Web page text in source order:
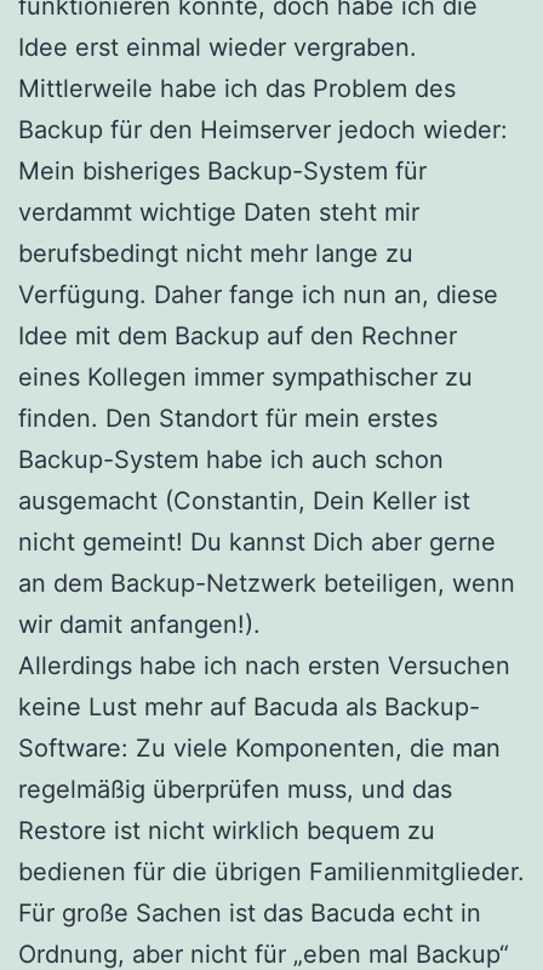
Idee erst einmal wieder vergraben.
Mittlerweile habe ich das Problem des
Backup für den Heimserver jedoch wieder:
Mein bisheriges Backup-System für
verdammt wichtige Daten steht mir
berufsbedingt nicht mehr lange zu
Verfügung. Daher fange ich nun an, diese
Idee mit dem Backup auf den Rechner
eines Kollegen immer sympathischer zu
finden. Den Standort für mein erstes
Backup-System habe ich auch schon
ausgemacht (Constantin, Dein Keller ist
nicht gemeint! Du kannst Dich aber gerne
an dem Backup-Netzwerk beteiligen, wenn
wir damit anfangen!).
Allerdings habe ich nach ersten Versuchen
keine Lust mehr auf Bacuda als Backup-
Software: Zu viele Komponenten, die man
regelmäßig überprüfen muss, und das
Restore ist nicht wirklich bequem zu
bedienen für die übrigen Familienmitglieder.
Für große Sachen ist das Bacuda echt in
Ordnung, aber nicht für „eben mal Backup“